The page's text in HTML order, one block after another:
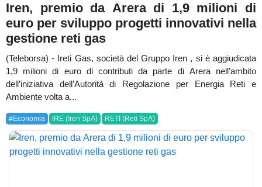
Iren, premio da Arera di 1,9 milioni di
euro per sviluppo progetti innovativi nella
gestione reti gas
(Teleborsa) - Ireti Gas, società del Gruppo Iren , si è aggiudicata
1,9 milioni di euro di contributi da parte di Arera nell’ambito
dell’iniziativa dell’Autorità di Regolazione per Energia Reti e
Ambiente volta a...
#Economia IRE (Iren SpA) RETI (Reti SpA)